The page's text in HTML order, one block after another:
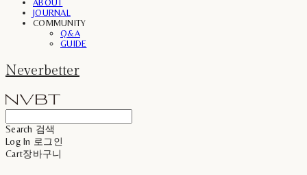
ABOUT
JOURNAL
COMMUNITY
Q&A
GUIDE
Neverbetter
Search 검색
Log In 로그인
Cart장바구니